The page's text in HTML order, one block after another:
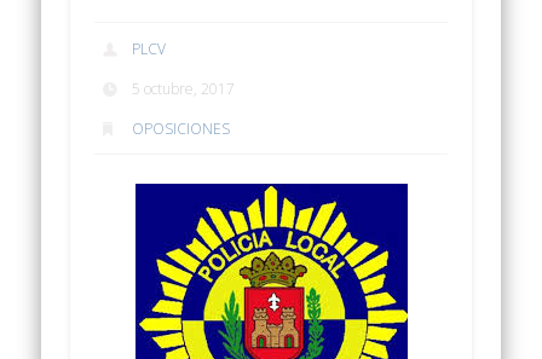
PLCV
5 octubre, 2017
OPOSICIONES